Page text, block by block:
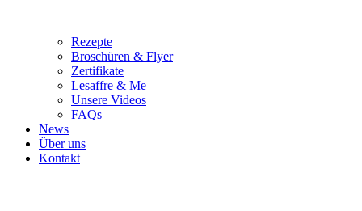
Rezepte
Broschüren & Flyer
Zertifikate
Lesaffre & Me
Unsere Videos
FAQs
News
Über uns
Kontakt